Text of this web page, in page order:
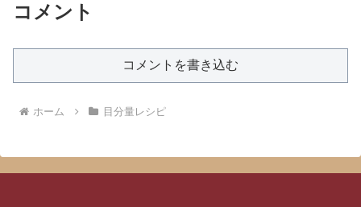
コメント
コメントを書き込む
ホーム 目分量レシピ